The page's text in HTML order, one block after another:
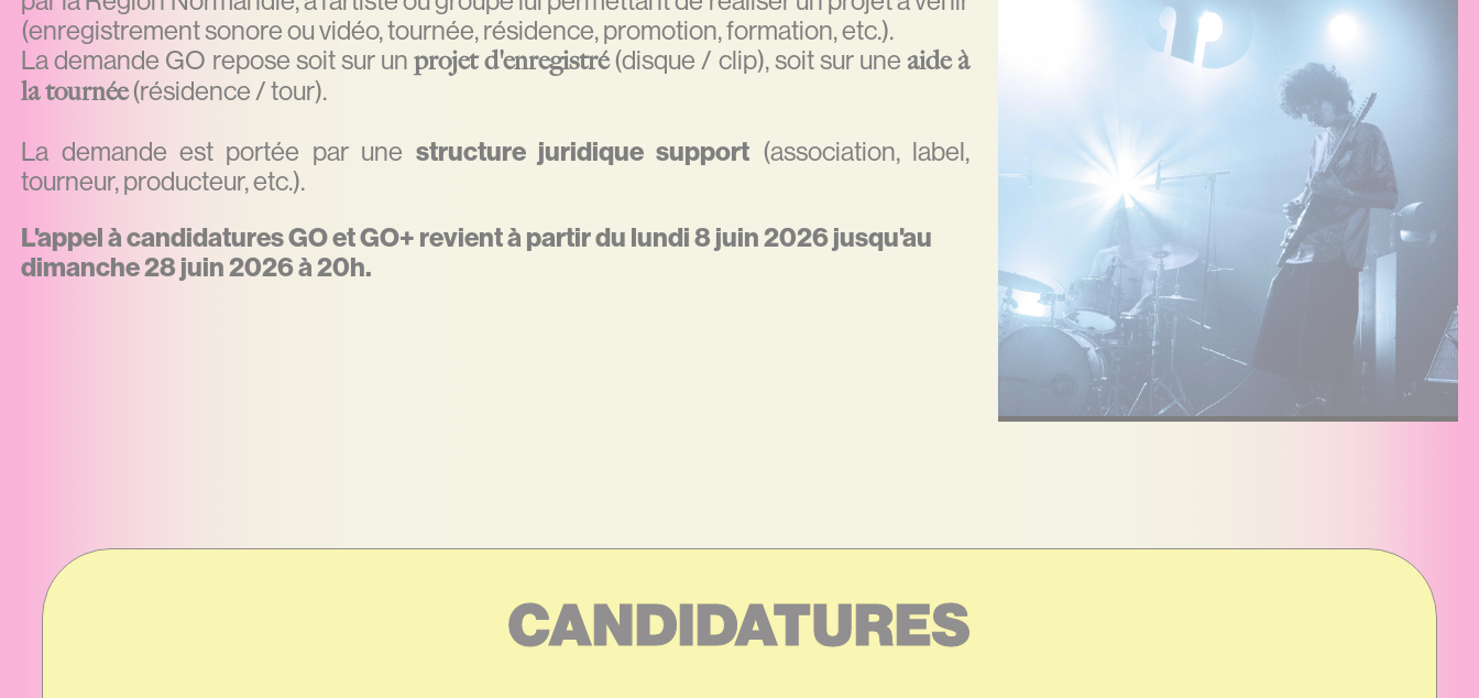
(enregistrement sonore ou vidéo, tournée, résidence, promotion, formation, etc.).
La demande GO repose soit sur unprojet d'enregistré(disque / clip), soit sur une aide à
la tournée(résidence / tour).
La demande est portée par une structure juridique support (association, label,
tourneur, producteur, etc.).
L'appel à candidatures GO et GO+ revient à partir du lundi 8 juin 2026 jusqu'au
dimanche 28 juin 2026 à 20h.
CANDIDATURES